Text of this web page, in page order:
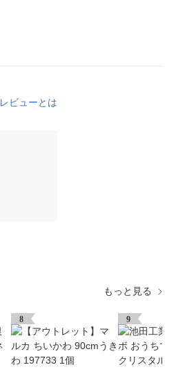
レビューとは
もっと見る
8 9